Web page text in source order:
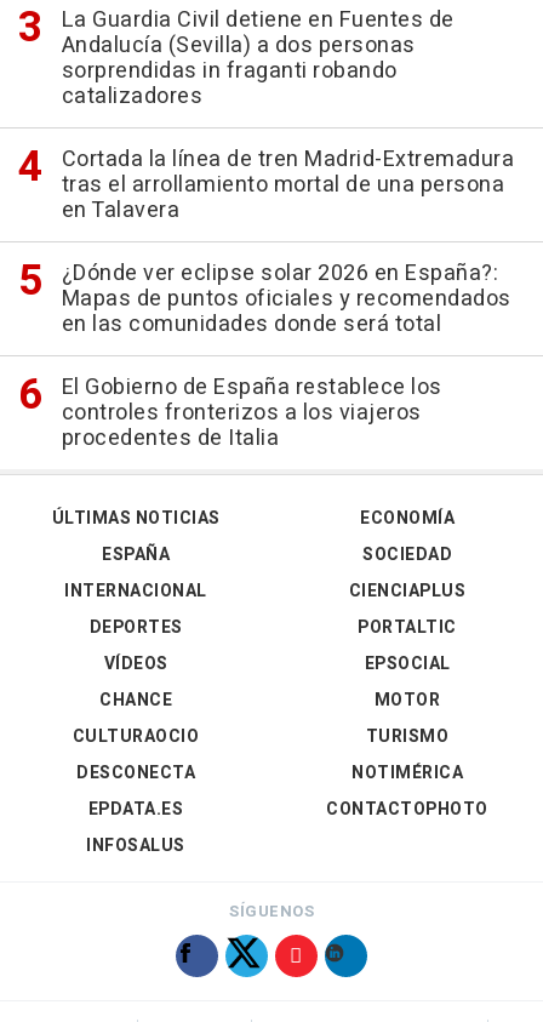
La Guardia Civil detiene en Fuentes de
Andalucía (Sevilla) a dos personas
sorprendidas in fraganti robando
catalizadores
Cortada la línea de tren Madrid-Extremadura
tras el arrollamiento mortal de una persona
en Talavera
¿Dónde ver eclipse solar 2026 en España?:
Mapas de puntos oficiales y recomendados
en las comunidades donde será total
El Gobierno de España restablece los
controles fronterizos a los viajeros
procedentes de Italia
ÚLTIMAS NOTICIAS
ESPAÑA
INTERNACIONAL
DEPORTES
VÍDEOS
ECONOMÍA
SOCIEDAD
CIENCIAPLUS
PORTALTIC
EPSOCIAL
CHANCE
CULTURAOCIO
DESCONECTA
EPDATA.ES
INFOSALUS
MOTOR
TURISMO
NOTIMÉRICA
CONTACTOPHOTO
SÍGUENOS